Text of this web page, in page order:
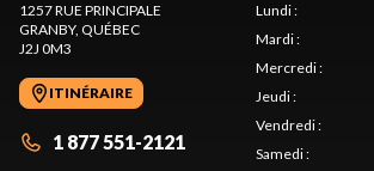
1257 RUE PRINCIPALE
GRANBY, QUÉBEC
J2J 0M3
ITINÉRAIRE
1 877 551-2121
Lundi:
Mardi:
Mercredi:
Jeudi:
Vendredi:
Samedi: